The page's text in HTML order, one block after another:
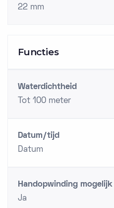
22 mm
Functies
Waterdichtheid
Tot 100 meter
Datum/tijd
Datum
Handopwinding mogelijk
Ja